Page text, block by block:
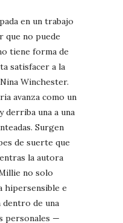
en un trabajo
que no puede
tiene forma de
satisfacer a la
Winchester.
avanza como un
derriba una a una
Surgen
de suerte que
la autora
no solo
hipersensible e
de una
personales —